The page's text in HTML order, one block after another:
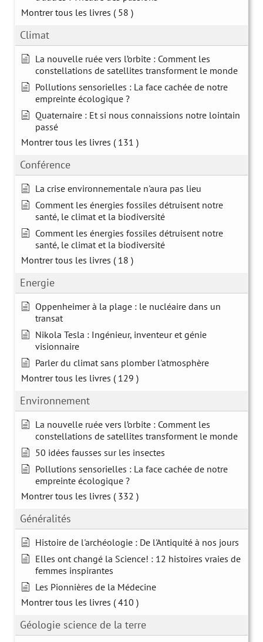
Montrer tous les livres ( 58 )
Climat
La nouvelle ruée vers l’orbite : Comment les
constellations de satellites transforment le monde
Pollutions sensorielles : La face cachée de notre
empreinte écologique ?
Quaternaire : Et si nous connaissions notre lointain
passé
Montrer tous les livres ( 131 )
Conférence
La crise environnementale n'aura pas lieu
Comment les énergies fossiles détruisent notre
santé, le climat et la biodiversité
Comment les énergies fossiles détruisent notre
santé, le climat et la biodiversité
Montrer tous les livres ( 18 )
Energie
Oppenheimer à la plage : le nucléaire dans un
transat
Nikola Tesla : Ingénieur, inventeur et génie
visionnaire
Parler du climat sans plomber l'atmosphère
Montrer tous les livres ( 129 )
Environnement
La nouvelle ruée vers l’orbite : Comment les
constellations de satellites transforment le monde
50 idées fausses sur les insectes
Pollutions sensorielles : La face cachée de notre
empreinte écologique ?
Montrer tous les livres ( 332 )
Généralités
Histoire de l'archéologie : De l'Antiquité à nos jours
Elles ont changé la Science! : 12 histoires vraies de
femmes inspirantes
Les Pionnières de la Médecine
Montrer tous les livres ( 410 )
Géologie science de la terre